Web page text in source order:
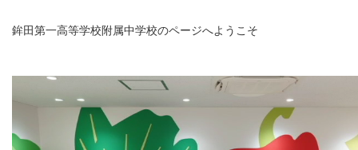
鉾田第一高等学校附属中学校のページへようこそ